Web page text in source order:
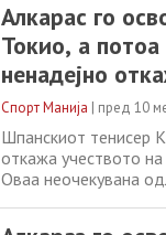
Алкарас го
Токио, а
ненадејно
Спорт Манија | пред 10
Шпанскиот тенисер
откажа учеството
Оваа неочекувана